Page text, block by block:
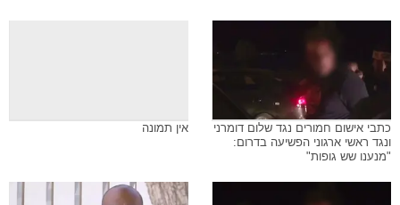
כתבי אישום חמורים נגד שלום דומרני
ונגד ראשי ארגוני הפשיעה בדרום:
"מנענו שש גופות"
אין תמונה